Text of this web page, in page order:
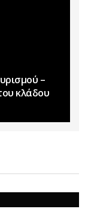
–
κλάδου